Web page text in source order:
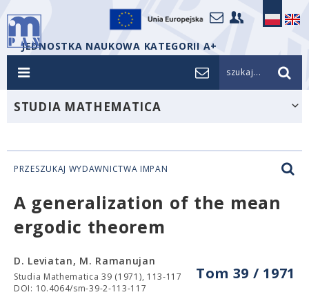
JEDNOSTKA NAUKOWA KATEGORII A+
szukaj...
STUDIA MATHEMATICA
PRZESZUKAJ WYDAWNICTWA IMPAN
A generalization of the mean
ergodic theorem
Tom 39 / 1971
D. Leviatan, M. Ramanujan
Studia Mathematica 39 (1971), 113-117
DOI: 10.4064/sm-39-2-113-117